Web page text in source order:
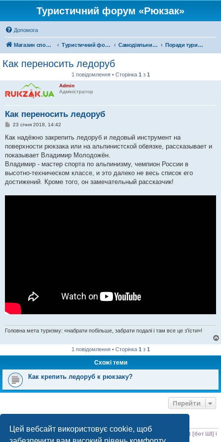
Цей вебсайт використовує cookie, щоб
Туристичний форум «Рюкзак»
Допомога
Магазин спорядження Туристичний форум «Рюкзак» Самодіяльний туризм Поради туристам
Как переносить ледоруб
1 повідомлення • Сторінка 1 з 1
Admin
Адміністратор
Как переносить ледоруб
П
в
д
о
л
е
н
23 січня 2018, 14:42
Как надёжно закрепить ледоруб и ледовый инструмент на
поверхности рюкзака или на альпинистской обвязке, рассказывает и
показывает Владимир Молодожён.
Владимир - мастер спорта по альпинизму, чемпион России в
высотно-техническом классе, и это далеко не весь список его
достижений. Кроме того, он замечательный рассказчик!
Головна мета туризму: «набрати побільше, забрати подалі і там все це з'їсти»!
1 повідомлення • Сторінка 1 з 1
Схожі теми
Как крепить ледоруб к рюкзаку?
Перейти
ХТО ЗАРАЗ ОНЛАЙН
Зараз переглядають цей форум:ClaudeBot [бот ШІ] ,Meta-ExternalAgent [бот ШІ] і
1 гість